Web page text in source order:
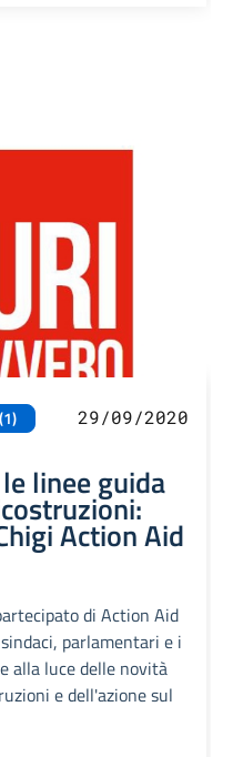
29/09/2020
linee guida
Action Aid
di Action Aid
parlamentari e i
alla luce delle novità
e dell'azione sul